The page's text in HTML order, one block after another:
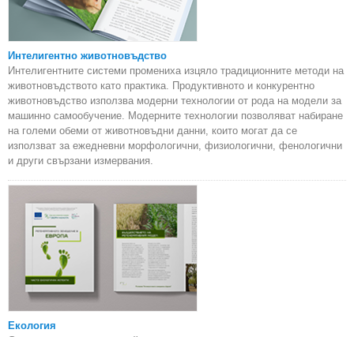
Интелигентно животновъдство
Интелигентните системи промениха изцяло традиционните методи на
животновъдството като практика. Продуктивното и конкурентно
животновъдство използва модерни технологии от рода на модели за
машинно самообучение. Модерните технологии позволяват набиране
на големи обеми от животновъдни данни, които могат да се
използват за ежедневни морфологични, физиологични, фенологични
и други свързани измервания.
Екология